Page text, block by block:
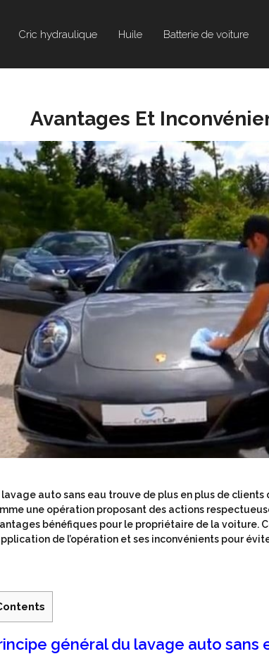
Cric hydraulique Huile Batterie de voiture
Avantages Et
lavage auto sans eau trouve de plus en plus de
une opération proposant des actions
bénéfiques pour le propriétaire de la voiture.
de l’opération et ses inconvénients pour
général du lavage auto sans